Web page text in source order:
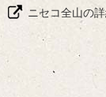
ニセコ全山の